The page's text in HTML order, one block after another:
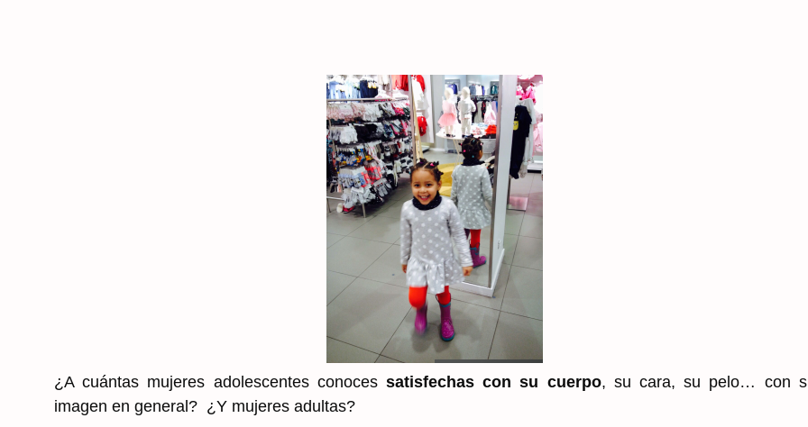
¿A cuántas mujeres adolescentes conoces satisfechas con su cuerpo, su cara, su pelo… con
imagen en general? ¿Y mujeres adultas?